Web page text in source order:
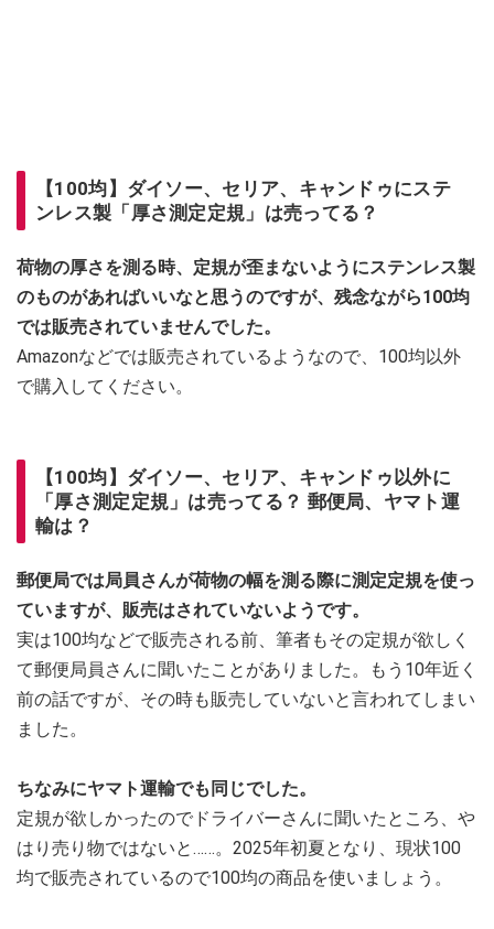
【100均】ダイソー、セリア、キャンドゥにステ
ンレス製「厚さ測定定規」は売ってる？
荷物の厚さを測る時、定規が歪まないようにステンレス製
のものがあればいいなと思うのですが、残念ながら100均
では販売されていませんでした。
Amazonなどでは販売されているようなので、100均以外
で購入してください。
【100均】ダイソー、セリア、キャンドゥ以外に
「厚さ測定定規」は売ってる？ 郵便局、ヤマト運
輸は？
郵便局では局員さんが荷物の幅を測る際に測定定規を使っ
ていますが、販売はされていないようです。
実は100均などで販売される前、筆者もその定規が欲しく
て郵便局員さんに聞いたことがありました。もう10年近く
前の話ですが、その時も販売していないと言われてしまい
ました。
ちなみにヤマト運輸でも同じでした。
定規が欲しかったのでドライバーさんに聞いたところ、や
はり売り物ではないと……。2025年初夏となり、現状100
均で販売されているので100均の商品を使いましょう。